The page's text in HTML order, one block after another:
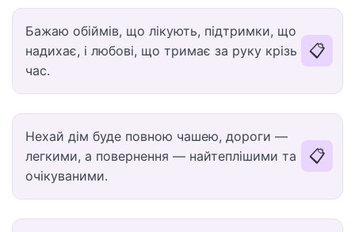
Бажаю обіймів, що лікують, підтримки, що
надихає, і любові, що тримає за руку крізь
час.
📋
Нехай дім буде повною чашею, дороги —
легкими, а повернення — найтеплішими та
очікуваними.
📋